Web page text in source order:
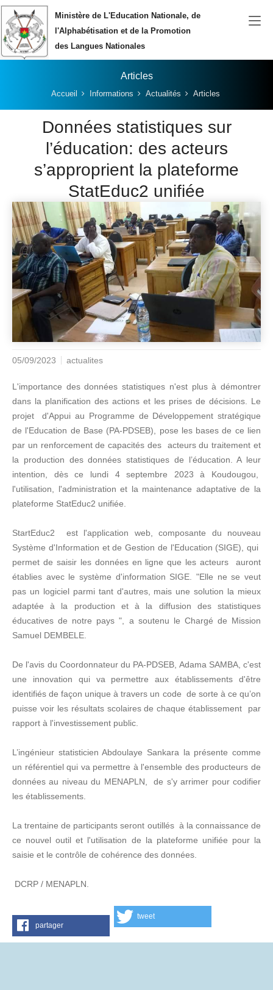
Aller au contenu principalMinistère de L'Education Nationale, de
l'Alphabétisation et de la Promotion
des Langues Nationales
Articles
Vous êtes ici:Accueil Informations Actualités Articles
Données statistiques sur
l’éducation: des acteurs
s’approprient la plateforme
StatEduc2 unifiée
05/09/2023 actualites
L'importance des données statistiques n'est plus à démontrer
dans la planification des actions et les prises de décisions. Le
projet d'Appui au Programme de Développement stratégique
de l'Education de Base (PA-PDSEB), pose les bases de ce lien
par un renforcement de capacités des acteurs du traitement et
la production des données statistiques de l’éducation. A leur
intention, dès ce lundi 4 septembre 2023 à Koudougou,
l'utilisation, l'administration et la maintenance adaptative de la
plateforme StatEduc2 unifiée.
StartEduc2 est l'application web, composante du nouveau
Système d'Information et de Gestion de l'Education (SIGE), qui
permet de saisir les données en ligne que les acteurs auront
établies avec le système d'information SIGE. "Elle ne se veut
pas un logiciel parmi tant d'autres, mais une solution la mieux
adaptée à la production et à la diffusion des statistiques
éducatives de notre pays ", a soutenu le Chargé de Mission
Samuel DEMBELE.
De l'avis du Coordonnateur du PA-PDSEB, Adama SAMBA, c'est
une innovation qui va permettre aux établissements d'être
identifiés de façon unique à travers un code de sorte à ce qu’on
puisse voir les résultats scolaires de chaque établissement par
rapport à l'investissement public.
L’ingénieur statisticien Abdoulaye Sankara la présente comme
un référentiel qui va permettre à l'ensemble des producteurs de
données au niveau du MENAPLN, de s'y arrimer pour codifier
les établissements.
La trentaine de participants seront outillés à la connaissance de
ce nouvel outil et l'utilisation de la plateforme unifiée pour la
saisie et le contrôle de cohérence des données.
DCRP / MENAPLN.
partager
tweet